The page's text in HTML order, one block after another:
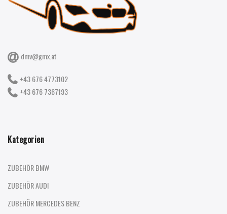
dmv@gmx.at
+43 676 4773102
+43 676 7367193
Kategorien
ZUBEHÖR BMW
ZUBEHÖR AUDI
ZUBEHÖR MERCEDES BENZ